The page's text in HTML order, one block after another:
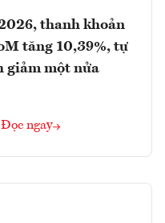
thanh khoản
tăng 10,39%, tự
giảm một nửa
Đọc ngay